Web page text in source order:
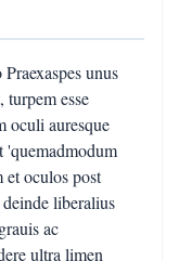
unus
turpem esse
oculi auresque
'quemadmodum
et oculos post
liberalius
ac
ultra limen